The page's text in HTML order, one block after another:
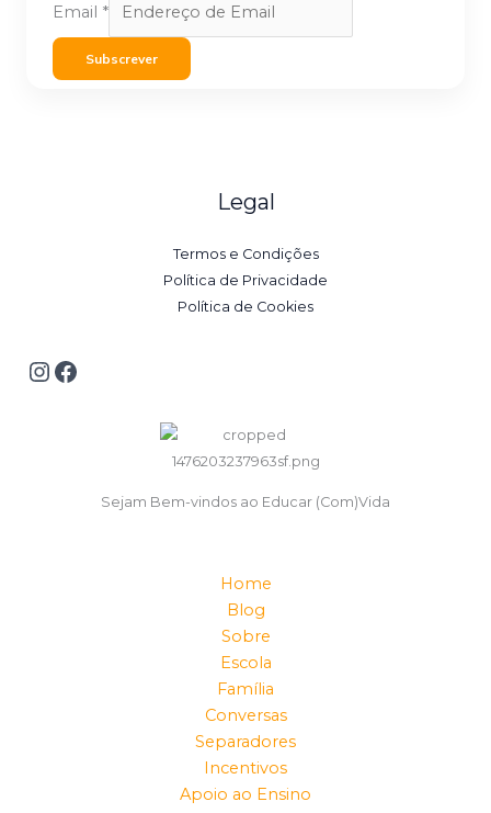
Email *
Subscrever
Legal
Termos e Condições
Política de Privacidade
Política de Cookies
Sejam Bem-vindos ao Educar (Com)Vida
Home
Blog
Sobre
Escola
Família
Conversas
Separadores
Incentivos
Apoio ao Ensino